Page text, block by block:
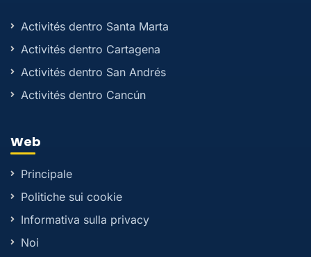
Activités dentro Santa Marta
Activités dentro Cartagena
Activités dentro San Andrés
Activités dentro Cancún
Web
Principale
Politiche sui cookie
Informativa sulla privacy
Noi